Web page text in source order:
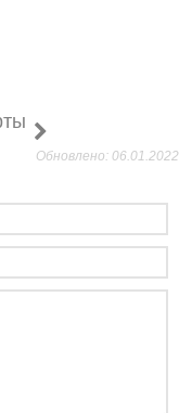
Обновлено: 06.01.2022